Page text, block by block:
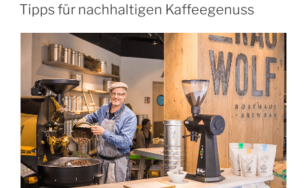
trotz
AM
Tipps für nachhaltigen Kaffeegenuss